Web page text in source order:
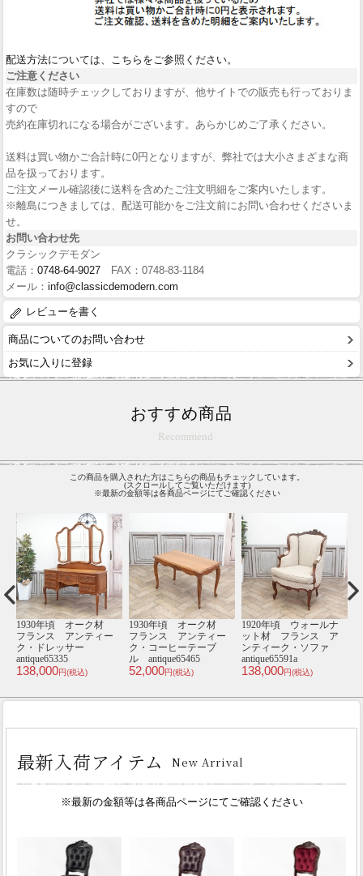
配送方法については、こちらをご参照ください。
ご注意ください
在庫数は随時チェックしておりますが、他サイトでの販売も行っておりま
すので
売約在庫切れになる場合がございます。あらかじめご了承ください。
送料は買い物かご合計時に0円となりますが、弊社では大小さまざまな商
品を扱っております。
ご注文メール確認後に送料を含めたご注文明細をご案内いたします。
※離島につきましては、配送可能かをご注文前にお問い合わせくださいま
せ。
お問い合わせ先
クラシックデモダン
電話： 0748-64-9027 FAX：0748-83-1184
メール： info@classicdemodern.com
レビューを書く
商品についてのお問い合わせ
お気に入りに登録
おすすめ商品
Recommend
この商品を購入された方はこちらの商品もチェックしています。
(スクロールしてご覧いただけます)
※最新の金額等は各商品ページにてご確認ください
1930年頃 オーク材
フランス アンティー
ク・ネストテーブル
antique65500b
49,000円(税込)
1930年頃 オーク材
フランス アンティー
ク・スツール
antique65631a
43,000円(税込)
1930年頃 オーク材
イギリス アンティー
ク・ダイニングテーブ
ル antique80769
115,000円(税込)